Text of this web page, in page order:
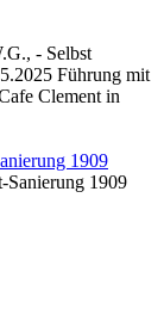
- Selbst
Führung mit
Clement in
1909